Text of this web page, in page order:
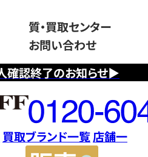
確認終了のお知らせ▶
質・買取センター
お問い合わせ
フ
リ
ー
ダ
イ
買取ブランド一覧店舗一